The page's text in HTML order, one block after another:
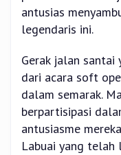
antusias
legendaris ini.
Gerak jalan santai
dari acara soft
dalam semarak.
berpartisipasi
antusiasme
Labuai yang telah